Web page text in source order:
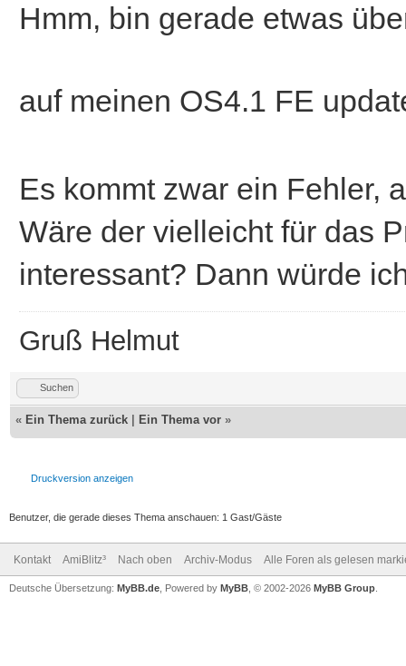
Hmm, bin gerade etwas
auf meinen OS4.1 FE
Es kommt zwar ein Fehler,
Wäre der vielleicht für das
interessant? Dann würde
Gruß Helmut
Suchen
« Ein Thema zurück Ein Thema vor »
Druckversion anzeigen
Benutzer, die gerade dieses Thema anschauen: 1 Gast/Gäste
Kontakt AmiBlitz³ Nach oben Archiv-Modus Alle Foren als gelesen
Deutsche Übersetzung: MyBB.de , Powered by MyBB , © 2002-2026 MyBB Group